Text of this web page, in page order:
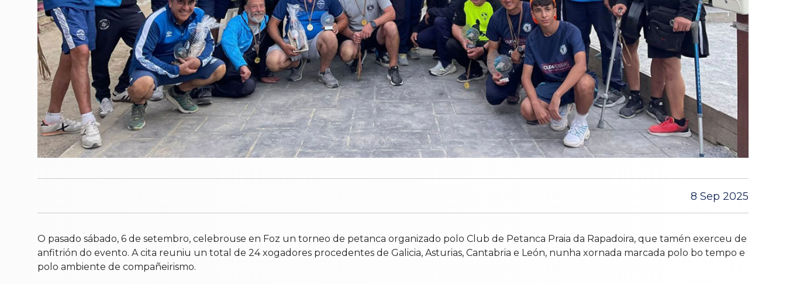
8 Sep 2025
O pasado sábado, 6 de setembro, celebrouse en Foz un torneo de petanca organizado polo Club de Petanca Praia da Rapadoira, que tamén exerceu de
anfitrión do evento. A cita reuniu un total de 24 xogadores procedentes de Galicia, Asturias, Cantabria e León, nunha xornada marcada polo bo tempo e
polo ambiente de compañeirismo.